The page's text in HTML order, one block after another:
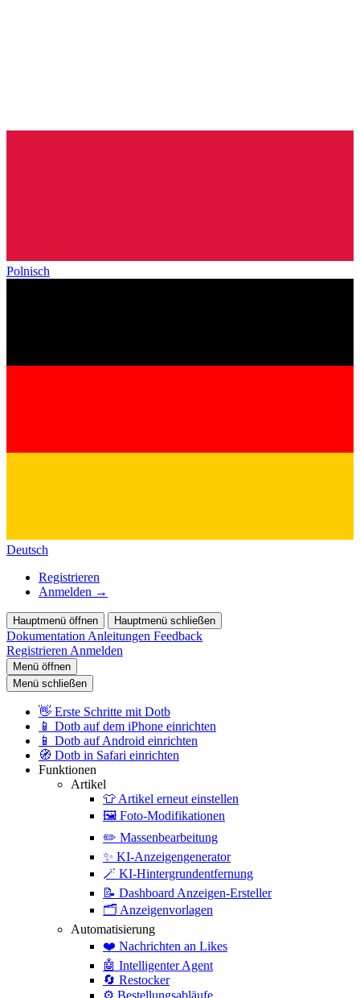
Polnisch
Deutsch
Registrieren
Anmelden →
Hauptmenü öffnen Hauptmenü schließen
Dokumentation Anleitungen Feedback
Registrieren Anmelden
Menü öffnen
Menü schließen
👋 Erste Schritte mit Dotb
📱 Dotb auf dem iPhone einrichten
📱 Dotb auf Android einrichten
🧭 Dotb in Safari einrichten
Funktionen
Artikel
👕 Artikel erneut einstellen
🖼️ Foto-Modifikationen
✏️ Massenbearbeitung
✨ KI-Anzeigengenerator
🪄 KI-Hintergrundentfernung
📝 Dashboard Anzeigen-Ersteller
🗂️ Anzeigenvorlagen
Automatisierung
❤️ Nachrichten an Likes
🤖 Intelligenter Agent
🔄 Restocker
⚙️ Bestellungsabläufe